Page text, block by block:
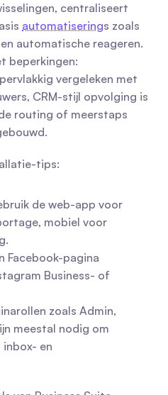
centraliseert
automatiserings zoals
automatische reageren.
beperkingen:
vergeleken met
CRM-stijl opvolging is
routing of meerstaps
tips:
de web-app voor
mobiel voor
Facebook-pagina
Business- of
zoals Admin,
meestal nodig om
en